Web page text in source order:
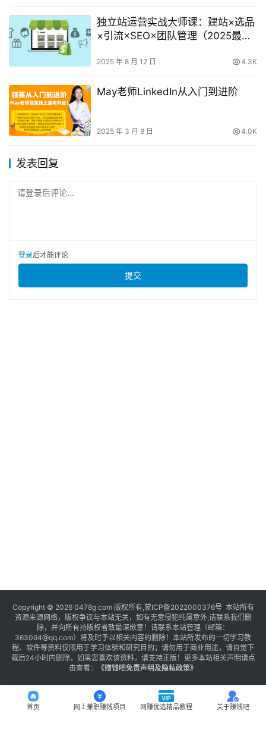
独立站运营实战大师课：建站×选品
×引流×SEO×团队管理（2025最新
2025 年 8 月 12 日 4.3K
May老师LinkedIn从入门到进阶
2025 年 3 月 8 日 4.0K
发表回复
请登录后评论...
登录后才能评论
提交
Copyright © 2026 0478g.com 版权所有,蒙ICP备2022000376号 本站所有
资源来源网络，版权争议与本站无关，如有无意侵犯纯属意外,请联系我们删
除，并向所有持版权者致最深歉意！请联系本站管理（邮箱：
363094@qq.com）将及时予以相关内容的删除！本站所发布的一切学习教
程、软件等资料仅限用于学习体验和研究目的；请勿用于商业用途，请自觉下
载后24小时内删除，如果您喜欢该资料，请支持正版！更多本站相关声明请点
击查看：
《赚钱吧免责声明及隐私政策》
首页 网上兼职赚钱项目 网赚优选精品教程 关于赚钱吧